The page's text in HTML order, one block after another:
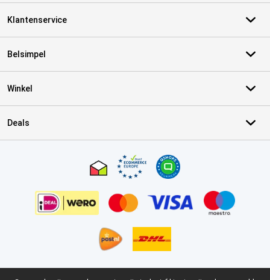
Klantenservice
Belsimpel
Winkel
Deals